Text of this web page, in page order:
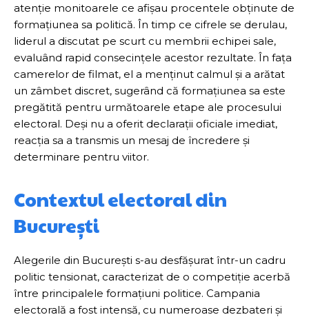
atenție monitoarele ce afișau procentele obținute de
formațiunea sa politică. În timp ce cifrele se derulau,
liderul a discutat pe scurt cu membrii echipei sale,
evaluând rapid consecințele acestor rezultate. În fața
camerelor de filmat, el a menținut calmul și a arătat
un zâmbet discret, sugerând că formațiunea sa este
pregătită pentru următoarele etape ale procesului
electoral. Deși nu a oferit declarații oficiale imediat,
reacția sa a transmis un mesaj de încredere și
determinare pentru viitor.
Contextul electoral din
București
Alegerile din București s-au desfășurat într-un cadru
politic tensionat, caracterizat de o competiție acerbă
între principalele formațiuni politice. Campania
electorală a fost intensă, cu numeroase dezbateri și